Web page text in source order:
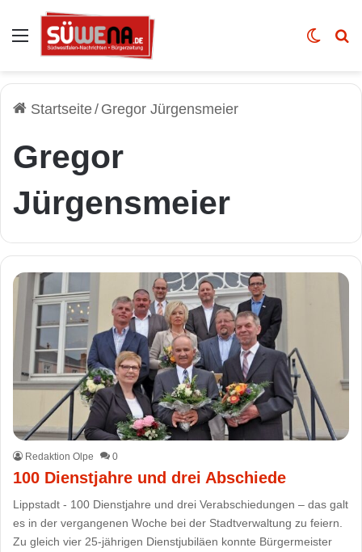
Auswahl Skin
Startseite/ Gregor Jürgensmeier
Gregor
Jürgensmeier
Redaktion Olpe 0
100 Dienstjahre und drei Abschiede
Lippstadt - 100 Dienstjahre und drei Verabschiedungen – das galt
es in der vergangenen Woche bei der Stadtverwaltung zu feiern.
Zu gleich vier 25-jährigen Dienstjubiläen konnte Bürgermeister